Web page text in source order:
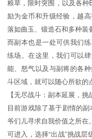
粮草，限时突围，以及各
励为金币和升级经验，越
落如曲玉、锻造石和多种装
而副本也是一处可供我们
练场。在这里，我们可以
能、怒气以及与副将的各
斗区域，就可以随心所欲的
【无尽战斗：副本延展，挑
目前游戏除了基于剧情的副
爷们儿寻求自我价值之所在
可进入，选择“出战”挑战层